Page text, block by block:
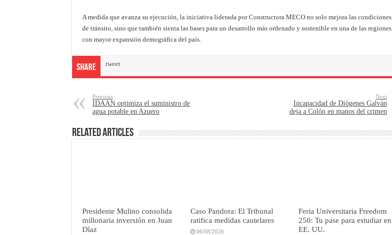
A medida que avanza su ejecución, la iniciativa liderada por Constructora MECO no solo mejora las condiciones
de tránsito, sino que también sienta las bases para un desarrollo más ordenado y sostenible en una de las regiones
con mayor expansión demográfica del país.
Share tweet
Previous
IDAAN optimiza el suministro de
agua potable en Azuero
Next
Incapacidad de Diógenes Galván
deja a Colón en manos del crimen
Related Articles
Presidente Mulino consolida
millonaria inversión en Juan
Díaz
Caso Pandora: El Tribunal
ratifica medidas cautelares
06/08/2026
Feria Universitaria Freedom
250: Tu pase para estudiar en
EE. UU.